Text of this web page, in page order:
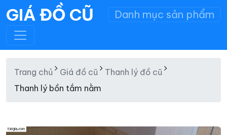
GIÁ ĐỒ CŨ Danh mục sản phẩm
Trang chủ Giá đồ cũ
Thanh lý đồ cũ
Thanh lý bồn tắm nằm